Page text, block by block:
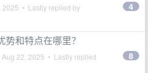
2025 • Lastly replied by 4
和特点在哪里？
Aug 22, 2025 • Lastly replied
8